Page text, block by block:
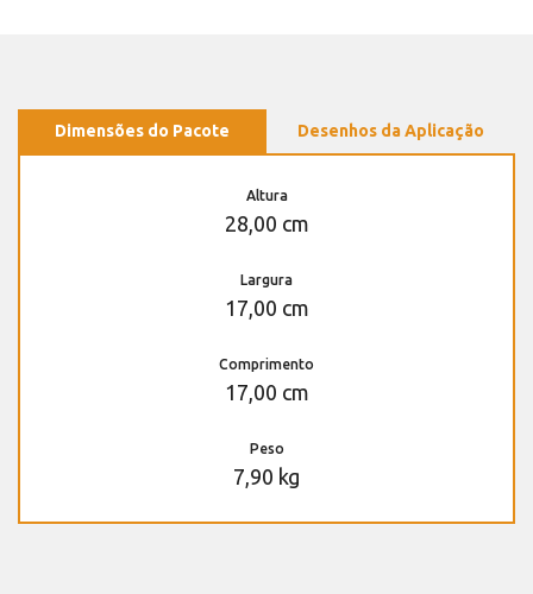
Dimensões do Pacote Desenhos da Aplicação
Altura
28,00 cm
Largura
17,00 cm
Comprimento
17,00 cm
Peso
7,90 kg